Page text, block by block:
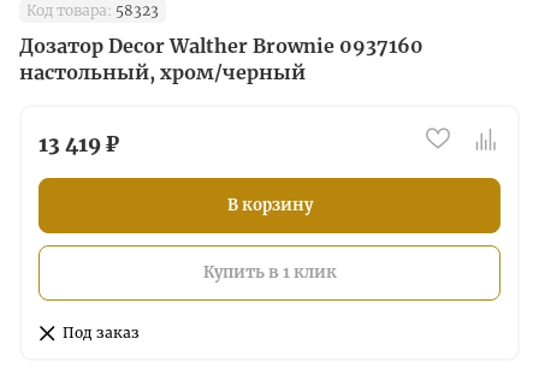
Код товара: 58323
Дозатор Decor Walther Brownie 0937160
настольный, хром/черный
13 419 ₽
В корзину
Купить в 1 клик
Под заказ